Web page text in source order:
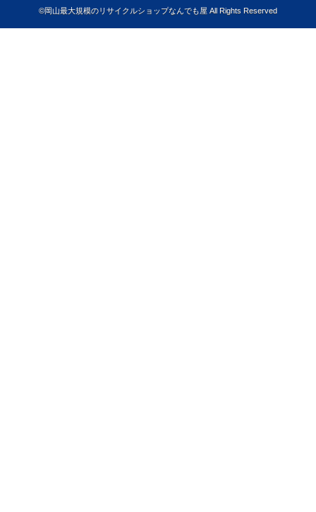
©岡山最大規模のリサイクルショップなんでも屋 All Rights Reserved